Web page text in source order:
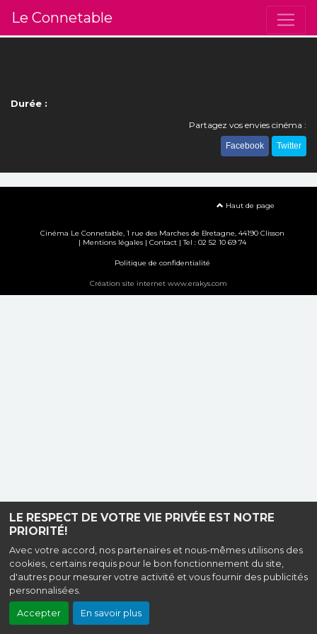
LE RESPECT DE VOTRE VIE PRIVÉE EST NOTRE
PRIORITÉ!
Avec votre accord, nos partenaires et nous-mêmes utilisons des
cookies, certains requis pour le bon fonctionnement du site,
d'autres pour mesurer votre activité et vous fournir des publicités
personnalisées.
Accepter En savoir plus
Le Connetable
Durée :
Partagez vos envies cinéma :
Facebook Twitter
Haut de page
Cinéma Le Connetable, 1 rue des Marches de Bretagne, 44190 Clisson
| Mentions légales| Contact| Tel : 02 52 10 69 74
Politique de confidentialité
Création site internet www.erakys.com